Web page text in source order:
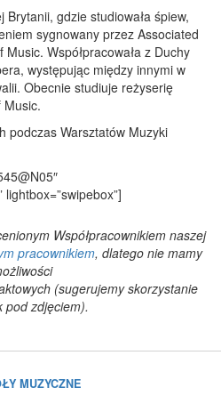
gdzie studiowała śpiew,
sygnowany przez Associated
Współpracowała z Duchy
występując między innymi w
Obecnie studiuje reżyserię
Music.
podczas Warsztatów Muzyki
lightbox=”swipebox”]
Współpracownikiem naszej
pracownikiem, dlatego nie mamy
(sugerujemy skorzystanie
pod zdjęciem).
MUZYCZNE